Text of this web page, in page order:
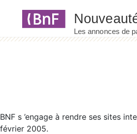
BNF s ’engage à rendre ses sites
février 2005.